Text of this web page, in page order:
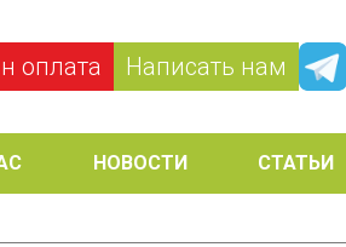
оплата Написать нам
НОВОСТИ СТАТЬИ